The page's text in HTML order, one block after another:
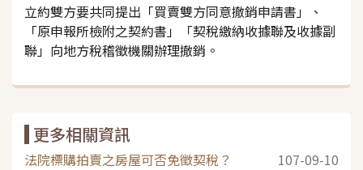
立約雙方要共同提出「買賣雙方同意撤銷申請書」、
「原申報所檢附之契約書」「契稅繳納收據聯及收據副
聯」向地方稅稽徵機關辦理撤銷。
更多相關資訊
法院標購拍賣之房屋可否免徵契稅？
107-09-10